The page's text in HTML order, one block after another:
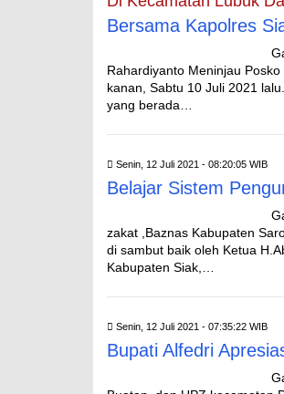
Bersama Kapolres
Rahardiyanto Meninjau
kanan, Sabtu 10 Juli 2021
yang berada…
Senin, 12 Juli 2021 - 08:20:05 WIB
Belajar Sistem
zakat ,Baznas Kabupaten
di sambut baik oleh Ketua
Kabupaten Siak,…
Senin, 12 Juli 2021 - 07:35:22 WIB
Bupati Alfedri